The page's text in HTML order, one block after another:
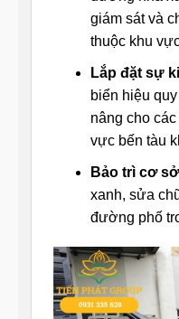
giám sát và
thuộc khu
Lắp đặt sự
biển hiệu
nâng cho
vực bến tàu
Bảo trì cơ
xanh, sửa
đường phố